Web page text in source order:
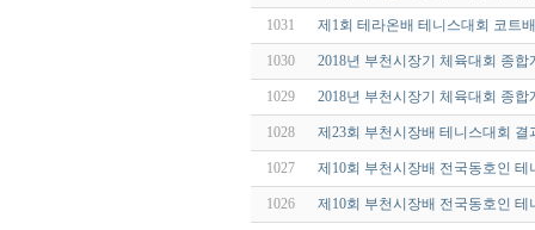
1031 제1회 테라온배 테니스대회 코트
1030 2018년 부천시장기 체육대회 종
1029 2018년 부천시장기 체육대회 종
1028 제23회 부천시장배 테니스대회 결
1027 제10회 부천시장배 전국동호인
1026 제10회 부천시장배 전국동호인